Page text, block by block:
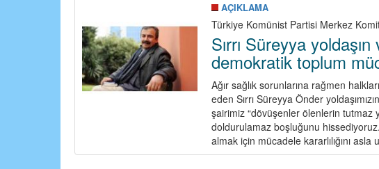
Selamlıyoruz!
AÇIKLAMA
Türkiye Komünist Partisi Merkez
Sırrı Süreyya
demokratik toplum
Ağır sağlık sorunlarına rağmen
eden Sırrı Süreyya Önder
şairimiz “dövüşenler ölenlerin tutmaz
doldurulamaz boşluğunu
almak için mücadele kararlılığını